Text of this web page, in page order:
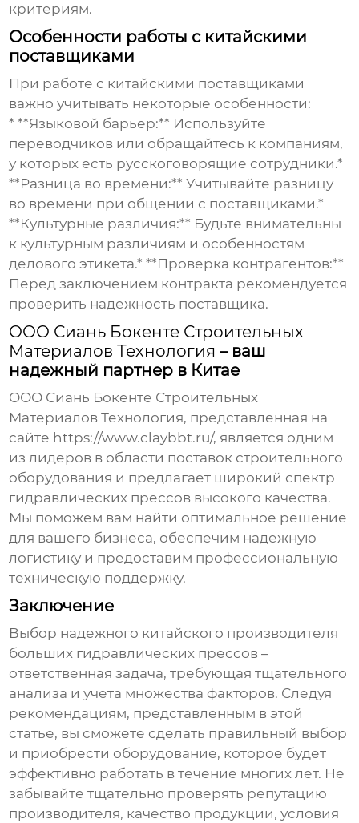
критериям.
Особенности работы с китайскими
поставщиками
При работе с китайскими поставщиками
важно учитывать некоторые особенности:
* **Языковой барьер:** Используйте
переводчиков или обращайтесь к компаниям,
у которых есть русскоговорящие сотрудники.*
**Разница во времени:** Учитывайте разницу
во времени при общении с поставщиками.*
**Культурные различия:** Будьте внимательны
к культурным различиям и особенностям
делового этикета.* **Проверка контрагентов:**
Перед заключением контракта рекомендуется
проверить надежность поставщика.
ООО Сиань Бокенте Строительных
Материалов Технология – ваш
надежный партнер в Китае
ООО Сиань Бокенте Строительных
Материалов Технология, представленная на
сайте https://www.claybbt.ru/, является одним
из лидеров в области поставок строительного
оборудования и предлагает широкий спектр
гидравлических прессов высокого качества.
Мы поможем вам найти оптимальное решение
для вашего бизнеса, обеспечим надежную
логистику и предоставим профессиональную
техническую поддержку.
Заключение
Выбор надежного китайского производителя
больших гидравлических прессов –
ответственная задача, требующая тщательного
анализа и учета множества факторов. Следуя
рекомендациям, представленным в этой
статье, вы сможете сделать правильный выбор
и приобрести оборудование, которое будет
эффективно работать в течение многих лет. Не
забывайте тщательно проверять репутацию
производителя, качество продукции, условия